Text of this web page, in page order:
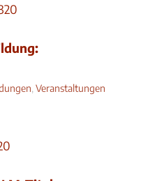
,Veranstaltungen